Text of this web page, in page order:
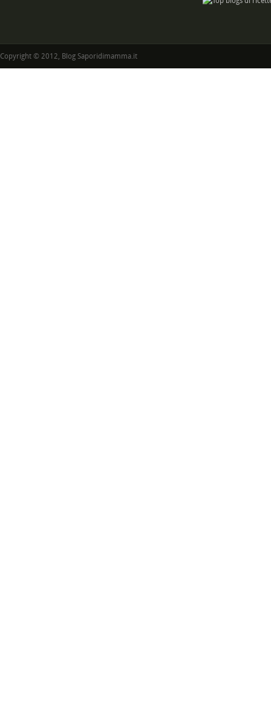
Copyright © 2012, Blog Saporidimamma.it